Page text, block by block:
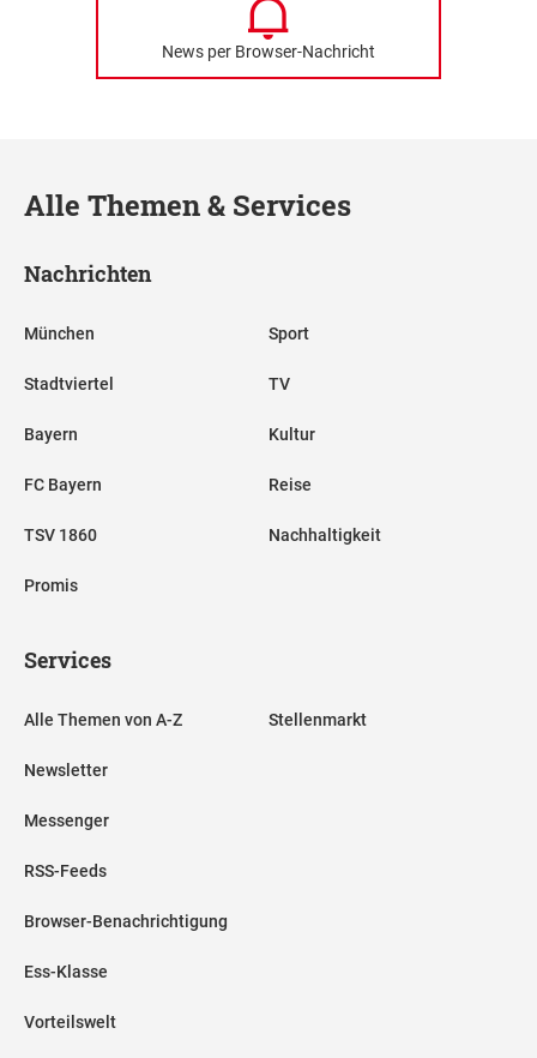
News per Browser-Nachricht
Alle Themen & Services
Nachrichten
München
Stadtviertel
Bayern
FC Bayern
TSV 1860
Promis
Sport
TV
Kultur
Reise
Nachhaltigkeit
Services
Alle Themen von A-Z
Newsletter
Messenger
RSS-Feeds
Browser-Benachrichtigung
Ess-Klasse
Vorteilswelt
Stellenmarkt